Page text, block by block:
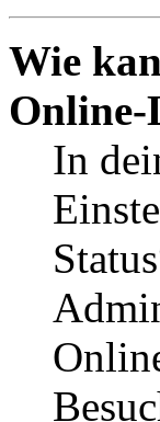
Wie
Online-
In